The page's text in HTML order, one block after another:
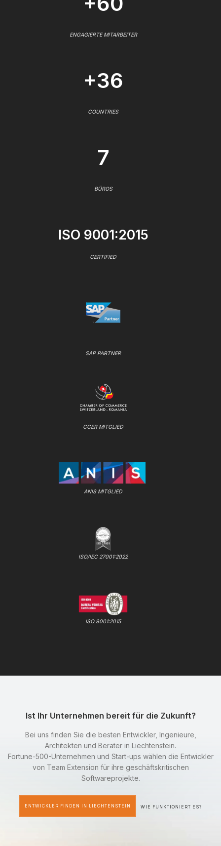
ENGAGIERTE MITARBEITER
+36
COUNTRIES
7
BÜROS
ISO 9001:2015
CERTIFIED
SAP PARTNER
CCER MITGLIED
ANIS MITGLIED
ISO/IEC 27001:2022
ISO 9001:2015
Ist Ihr Unternehmen bereit für die Zukunft?
Bei uns finden Sie die besten Entwickler, Ingenieure,
Architekten und Berater in Liechtenstein.
Fortune-500-Unternehmen und Start-ups wählen die Entwickler
von Team Extension für ihre geschäftskritischen
Softwareprojekte.
ENTWICKLER FINDEN IN LIECHTENSTEIN WIE FUNKTIONIERT ES?